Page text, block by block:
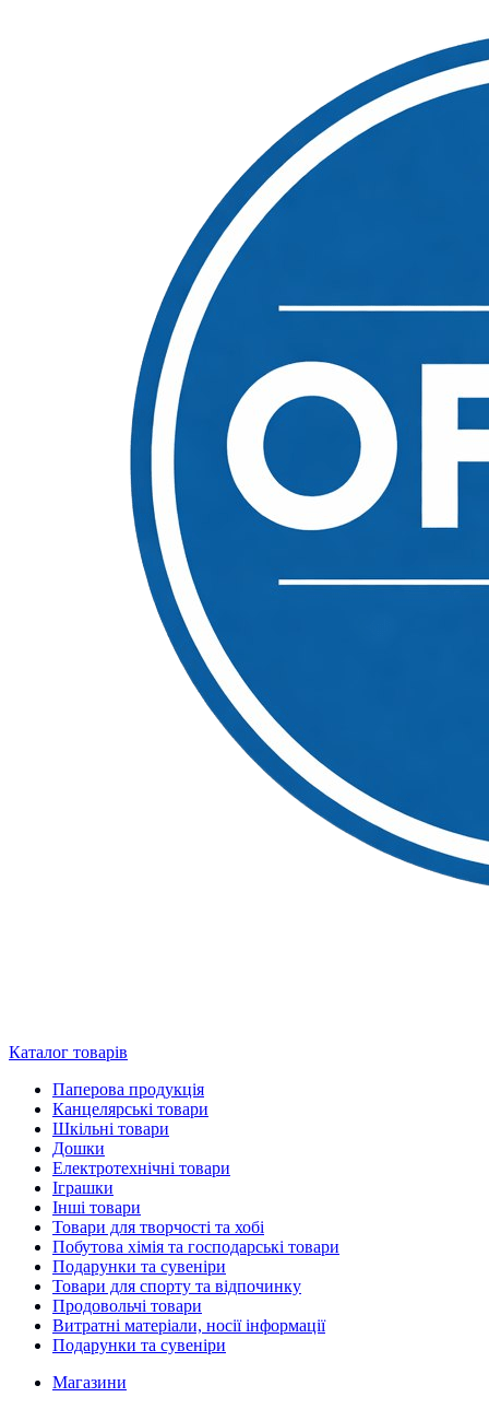
Каталог товарів
Паперова продукція
Канцелярські товари
Шкільні товари
Дошки
Електротехнічні товари
Іграшки
Інші товари
Товари для творчості та хобі
Побутова хімія та господарські товари
Подарунки та сувеніри
Товари для спорту та відпочинку
Продовольчі товари
Витратні матеріали, носії інформації
Подарунки та сувеніри
Магазини